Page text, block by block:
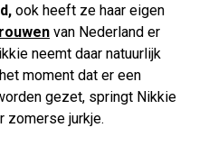
ook heeft ze haar eigen
van Nederland er
neemt daar natuurlijk
moment dat er een
gezet, springt Nikkie
zomerse jurkje.